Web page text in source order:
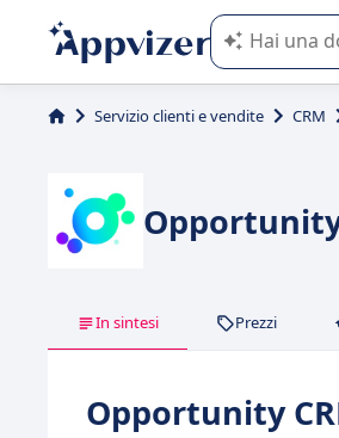
L'IA di
Servizio clienti e vendite CRM
In sintesi Prezzi
Opportunity